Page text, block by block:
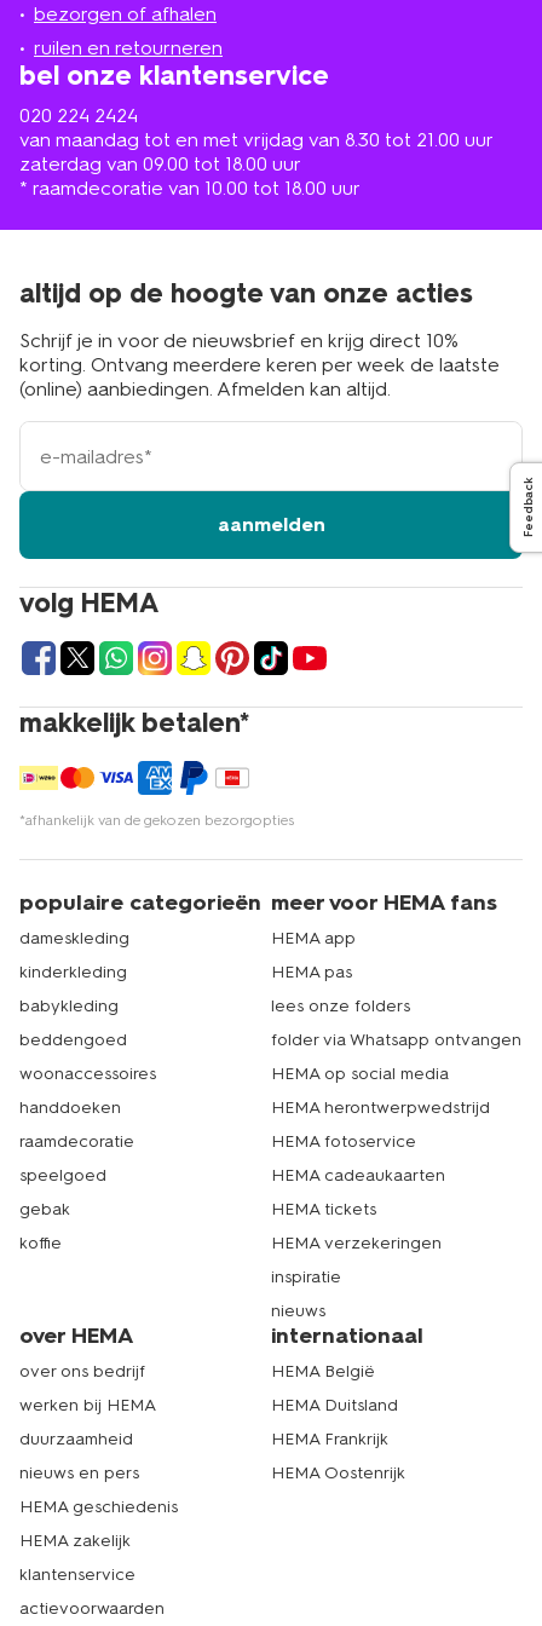
bezorgen of afhalen
ruilen en retourneren
bel onze klantenservice
020 224 2424
van maandag tot en met vrijdag van 8.30 tot 21.00 uur
zaterdag van 09.00 tot 18.00 uur
* raamdecoratie van 10.00 tot 18.00 uur
de
buurt
volg HEMA
makkelijk betalen*
*afhankelijk van de gekozen bezorgopties
altijd op de hoogte van onze acties
Schrijf je in voor de nieuwsbrief en krijg direct 10%
korting. Ontvang meerdere keren per week de laatste
(online) aanbiedingen. Afmelden kan altijd.
e-
mailadres
aanmelden
populaire categorieën
dameskleding
kinderkleding
babykleding
beddengoed
woonaccessoires
handdoeken
raamdecoratie
speelgoed
gebak
koffie
meer voor HEMA fans
HEMA app
HEMA pas
lees onze folders
folder via Whatsapp ontvangen
HEMA op social media
HEMA herontwerpwedstrijd
HEMA fotoservice
HEMA cadeaukaarten
HEMA tickets
HEMA verzekeringen
inspiratie
nieuws
over HEMA
over ons bedrijf
werken bij HEMA
duurzaamheid
nieuws en pers
HEMA geschiedenis
HEMA zakelijk
klantenservice
actievoorwaarden
internationaal
HEMA België
HEMA Duitsland
HEMA Frankrijk
HEMA Oostenrijk
Feedback